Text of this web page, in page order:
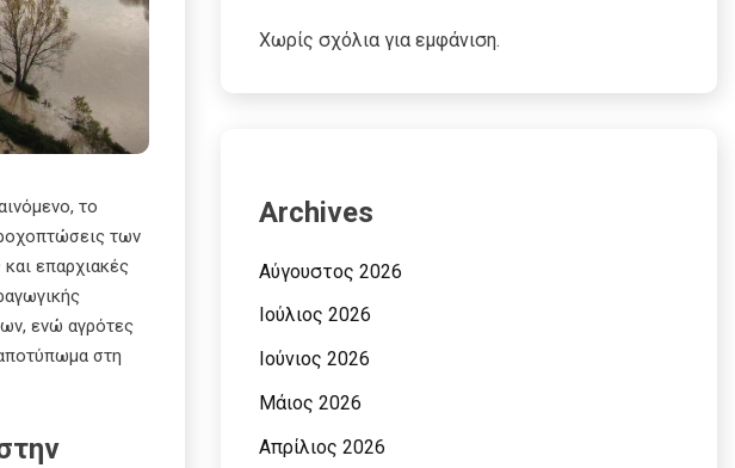
το
των
επαρχιακές
ενώ αγρότες
στη
Χωρίς σχόλια για εμφάνιση.
Archives
Αύγουστος 2026
Ιούλιος 2026
Ιούνιος 2026
Μάιος 2026
Απρίλιος 2026